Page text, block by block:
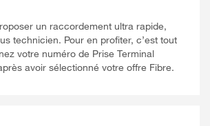
un raccordement ultra rapide,
technicien. Pour en profiter, c’est tout
votre numéro de Prise Terminal
avoir sélectionné votre offre Fibre.